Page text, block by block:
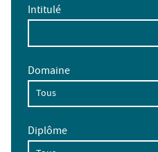
Intitulé
Domaine
Diplôme